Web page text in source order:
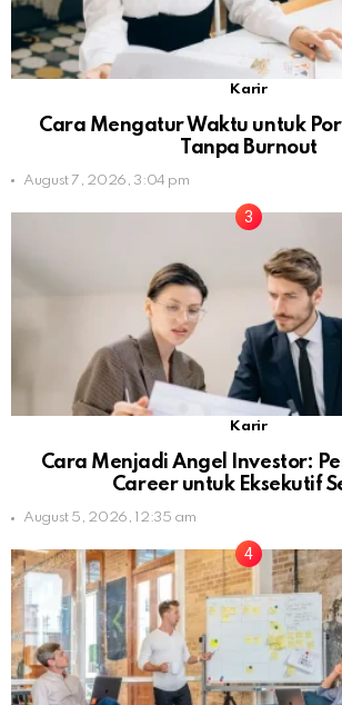
Karir
Cara Mengatur Waktu untuk
Tanpa Burnout
August 7, 2026, 3:04 pm
Karir
Cara Menjadi Angel Investor:
Career untuk Eksekutif
August 5, 2026, 12:35 am